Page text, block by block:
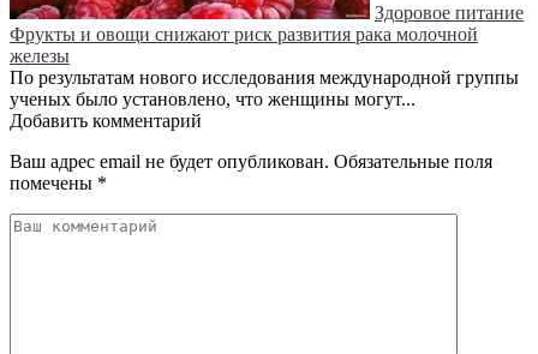
Здоровое питание
Фрукты и овощи снижают риск развития рака молочной
железы
По результатам нового исследования международной группы
ученых было установлено, что женщины могут...
Добавить комментарий
Ваш адрес email не будет опубликован. Обязательные поля
помечены *